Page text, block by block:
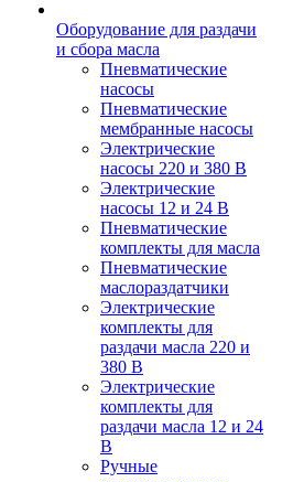
Оборудование для раздачи
и сбора масла
Пневматические
насосы
Пневматические
мембранные насосы
Электрические
насосы 220 и 380 В
Электрические
насосы 12 и 24 В
Пневматические
комплекты для масла
Пневматические
маслораздатчики
Электрические
комплекты для
раздачи масла 220 и
380 В
Электрические
комплекты для
раздачи масла 12 и 24
В
Ручные